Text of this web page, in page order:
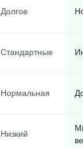
Долгое
Стандартные
Нормальная
Низкий